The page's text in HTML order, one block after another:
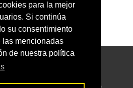
para la mejor
Si continúa
su consentimiento
las mencionadas
de nuestra política
Privacidad